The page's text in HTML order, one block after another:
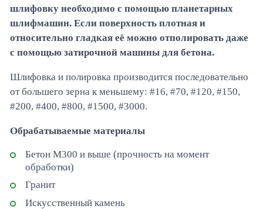
шлифовку необходимо с помощью планетарных
шлифмашин. Если поверхность плотная и
относительно гладкая её можно отполировать даже
с помощью затирочной машины для бетона.
Шлифовка и полировка производится последовательно
от большего зерна к меньшему: #16, #70, #120, #150,
#200, #400, #800, #1500, #3000.
Обрабатываемые материалы
Бетон М300 и выше (прочность на момент
обработки)
Гранит
Искусственный камень